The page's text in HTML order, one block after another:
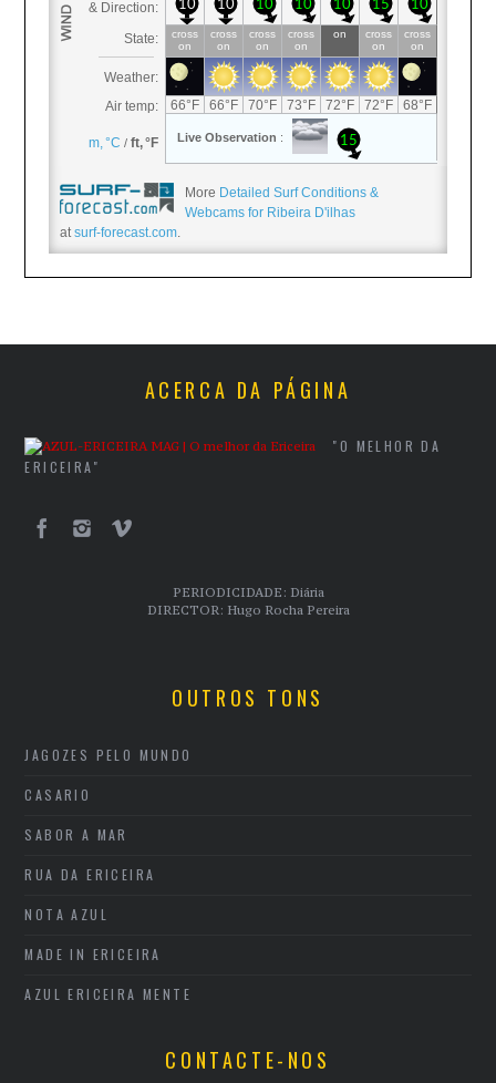
More Detailed Surf Conditions &
Webcams for Ribeira D'ilhas
atsurf-forecast.com.
ACERCA DA PÁGINA
"O MELHOR DA
ERICEIRA"
PERIODICIDADE: Diária
DIRECTOR: Hugo Rocha Pereira
OUTROS TONS
JAGOZES PELO MUNDO
CASARIO
SABOR A MAR
RUA DA ERICEIRA
NOTA AZUL
MADE IN ERICEIRA
AZUL ERICEIRA MENTE
CONTACTE-NOS